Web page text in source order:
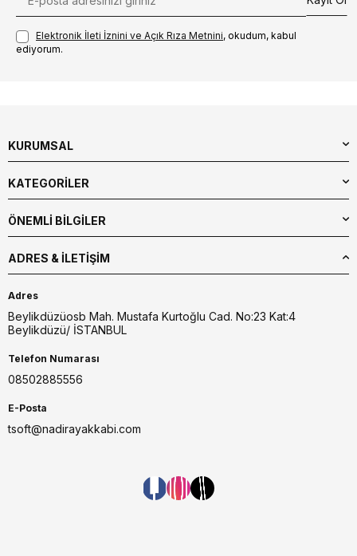
Elektronik İleti İzni‌ni ve Açık Rıza Metni‌ni, okudum, kabul
ediyorum.
KURUMSAL
KATEGORİLER
ÖNEMLİ BİLGİLER
ADRES & İLETIŞIM
Adres
Beylikdüzüosb Mah. Mustafa Kurtoğlu Cad. No:23 Kat:4
Beylikdüzü/ İSTANBUL
Telefon Numarası
08502885556
E-Posta
tsoft@nadirayakkabi.com